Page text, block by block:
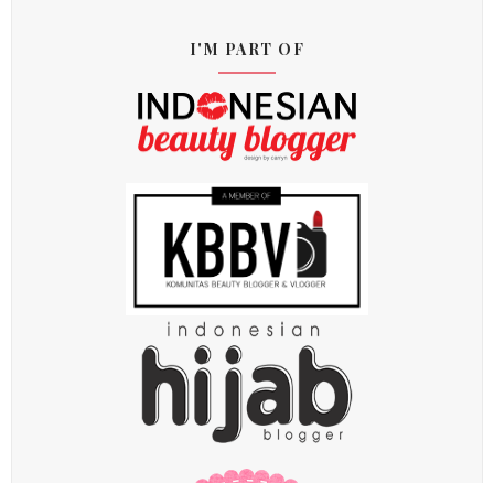
I'M PART OF